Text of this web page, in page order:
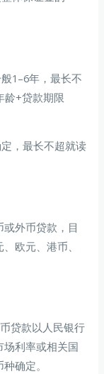
1–6年，最长不
龄+贷款期限
，最长不超就读
外币贷款，目
欧元、港币、
贷款以人民银行
利率或相关国
确定。